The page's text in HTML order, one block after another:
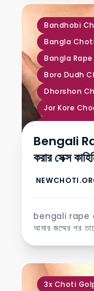
Bandhobi
Bangla
Bangla
Boro Dudh
Dhorshon
Jor Kore
Kochi Gud
পরের বউ চুদার গল্প
Bengali
করার সেক্স
bengali rape
আমার জম্মের পর
3x Choti